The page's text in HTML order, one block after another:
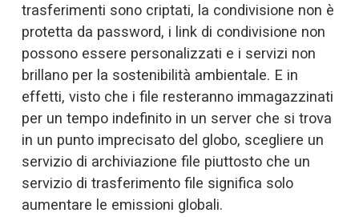
trasferimenti sono criptati, la condivisione non è
protetta da password, i link di condivisione non
possono essere personalizzati e i servizi non
brillano per la sostenibilità ambientale. E in
effetti, visto che i file resteranno immagazzinati
per un tempo indefinito in un server che si trova
in un punto imprecisato del globo, scegliere un
servizio di archiviazione file piuttosto che un
servizio di trasferimento file significa solo
aumentare le emissioni globali.